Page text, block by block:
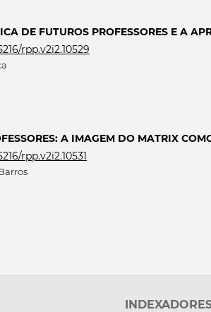
DE FUTUROS PROFESSORES E A
rpp.v2i2.10529
A IMAGEM DO MATRIX
rpp.v2i2.10531